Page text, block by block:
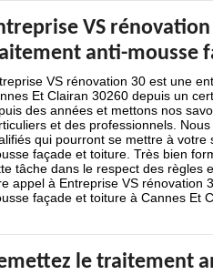
VS
anti-mousse
VS rénovation 30 est une
Et Clairan 30260 depuis un
des années et mettons nos
et des professionnels.
qui pourront se mettre à
façade et toiture. Très bien
tâche dans le respect des règles
appel à Entreprise VS rénovation
façade et toiture à Cannes Et
le traitement